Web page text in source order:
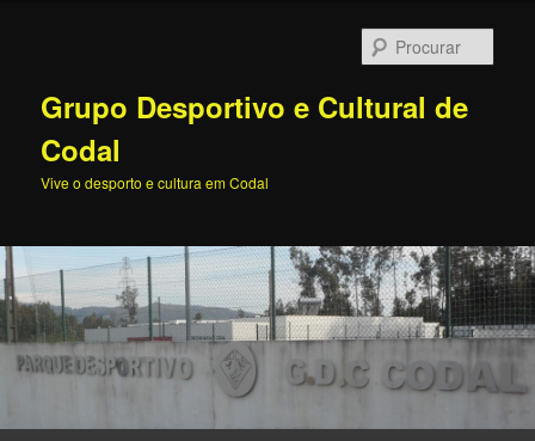
Grupo Desportivo e Cultural de
Codal
Vive o desporto e cultura em Codal